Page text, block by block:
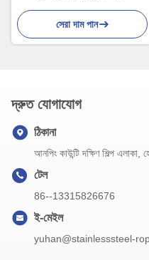
সেরা দাম পান
দ্রুত যোগাযোগ
ঠিকানা
আনপিং কাউন্টি দক্ষিণ শিল্প এলাকা,
টেল
86--13315826676
ই-মেইল
yuhan@stainlesssteel-